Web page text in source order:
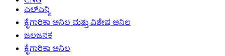
ಎಲ್ಎನ್ಜಿ
ಕೈಗಾರಿಕಾ ಅನಿಲ ಮತ್ತು ವಿಶೇಷ ಅನಿಲ
ಜಲಜನಕ
ಕೈಗಾರಿಕಾ ಅನಿಲ